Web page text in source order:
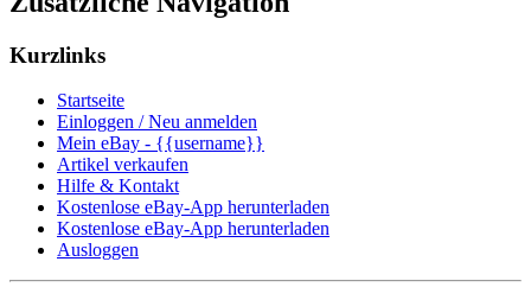
Kurzlinks
Startseite
Einloggen / Neu anmelden
Mein eBay - {{username}}
Artikel verkaufen
Hilfe & Kontakt
Kostenlose eBay-App herunterladen
Kostenlose eBay-App herunterladen
Ausloggen